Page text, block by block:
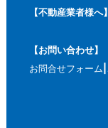
【不動産業者様へ】
【お問い合わせ】
お問合せフォーム